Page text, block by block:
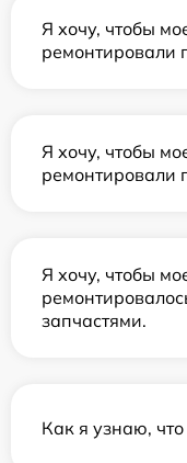
Я хочу, чтобы
ремонтировали
Я хочу, чтобы
ремонтировали
Я хочу, чтобы
запчастями.
Как я узнаю, что